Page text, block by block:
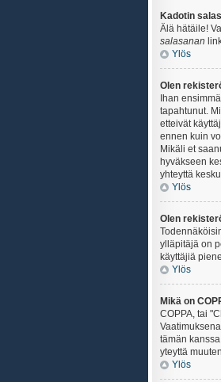
Kadotin
Älä hätäile!
salasanan
Ylös
Olen
Ihan
tapahtunut.
etteivät
ennen kuin
Mikäli et
hyväkseen
yhteyttä
Ylös
Olen
ylläpitäjä on
käyttäjiä
Ylös
Mikä on
COPPA, tai
tämän
yteyttä
Ylös